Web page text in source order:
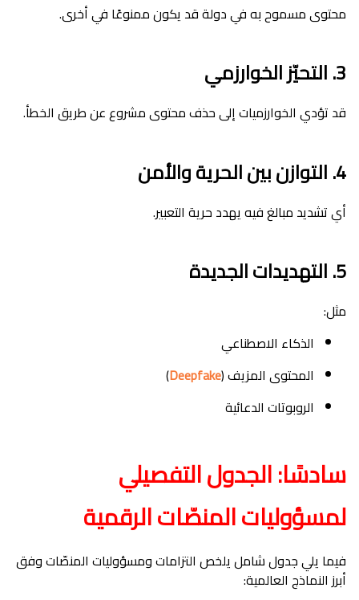
محتوى مسموح به في دولة قد يكون ممنوعًا في أخرى.
3. التحيّز الخوارزمي
قد تؤدي الخوارزميات إلى حذف محتوى مشروع عن طريق الخطأ.
4. التوازن بين الحرية والأمن
أي تشديد مبالغ فيه يهدد حرية التعبير.
5. التهديدات الجديدة
مثل:
الذكاء الاصطناعي
المحتوى المزيف (Deepfake
)
الروبوتات الدعائية
سادسًا: الجدول التفصيلي
لمسؤوليات المنصّات الرقمية
فيما يلي جدول شامل يلخص التزامات ومسؤوليات المنصّات وفق
أبرز النماذج العالمية: